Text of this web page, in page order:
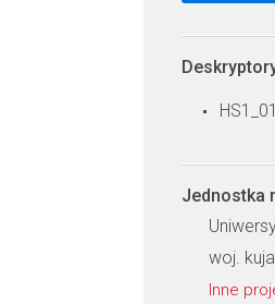
Jednostka
woj.
Inne